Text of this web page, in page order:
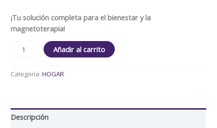
¡Tu solución completa para el bienestar y la
magnetoterapia!
Añadir al carrito
Categoría:HOGAR
Descripción